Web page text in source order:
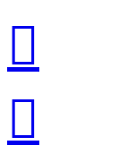

